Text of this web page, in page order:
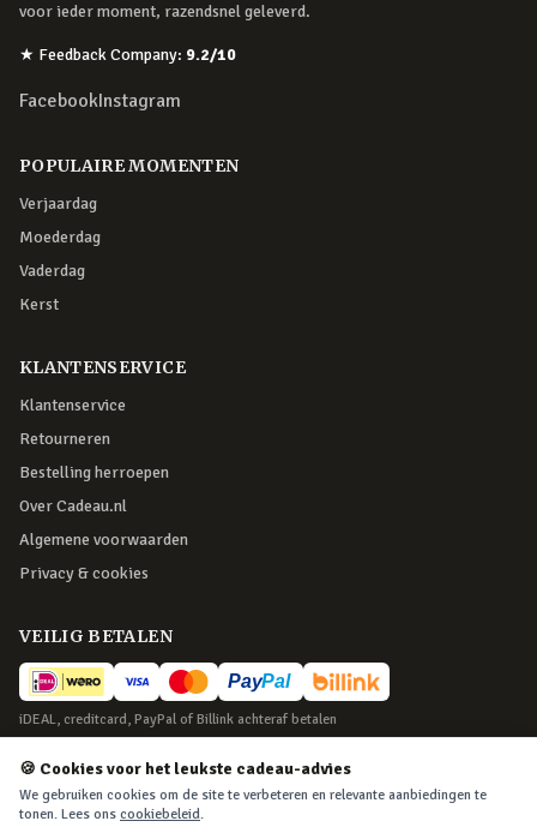
voor ieder moment, razendsnel geleverd.
★ Feedback Company: 9.2/10
FacebookInstagram
POPULAIRE MOMENTEN
Verjaardag
Moederdag
Vaderdag
Kerst
KLANTENSERVICE
Klantenservice
Retourneren
Bestelling herroepen
Over Cadeau.nl
Algemene voorwaarden
Privacy & cookies
VEILIG BETALEN
iDEAL, creditcard, PayPal of Billink achteraf betalen
BEZORGING
Voor 22:45 besteld, morgen in huis. Tot 365 dagen retourneren.
🍪 Cookies voor het leukste cadeau-advies
We gebruiken cookies om de site te verbeteren en relevante aanbiedingen te
tonen. Lees ons cookiebeleid.